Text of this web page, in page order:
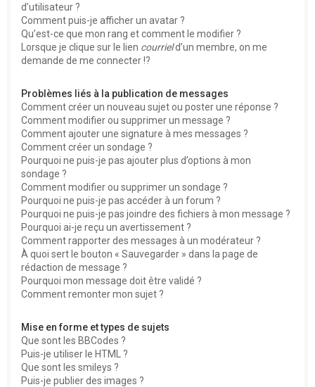
d’utilisateur ?
Comment puis-je afficher un avatar ?
Qu’est-ce que mon rang et comment le modifier ?
Lorsque je clique sur le lien courrield’un membre, on me
demande de me connecter !?
Problèmes liés à la publication de messages
Comment créer un nouveau sujet ou poster une réponse ?
Comment modifier ou supprimer un message ?
Comment ajouter une signature à mes messages ?
Comment créer un sondage ?
Pourquoi ne puis-je pas ajouter plus d’options à mon
sondage ?
Comment modifier ou supprimer un sondage ?
Pourquoi ne puis-je pas accéder à un forum ?
Pourquoi ne puis-je pas joindre des fichiers à mon message ?
Pourquoi ai-je reçu un avertissement ?
Comment rapporter des messages à un modérateur ?
À quoi sert le bouton « Sauvegarder » dans la page de
rédaction de message ?
Pourquoi mon message doit être validé ?
Comment remonter mon sujet ?
Mise en forme et types de sujets
Que sont les BBCodes ?
Puis-je utiliser le HTML ?
Que sont les smileys ?
Puis-je publier des images ?